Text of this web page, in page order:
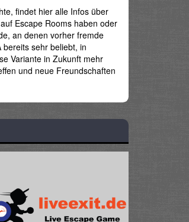
findet hier alle Infos über
Escape Rooms haben oder
an denen vorher fremde
sehr beliebt, in
Variante in Zukunft mehr
und neue Freundschaften